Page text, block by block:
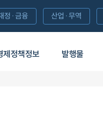
제정책정보 발행물
정·금융 산업·무역